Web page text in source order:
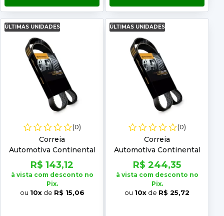
ÚLTIMAS UNIDADES
(0)
Correia
Automotiva Continental
10PK 1770
R$ 143,12
à vista com desconto no
Pix.
ou 10xde R$ 15,06
ÚLTIMAS UNIDADES
(0)
Correia
Automotiva Continental
10PK 2475
R$ 244,35
à vista com desconto no
Pix.
ou 10x de R$ 25,72